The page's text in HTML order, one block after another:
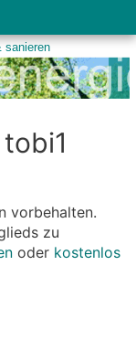
vorbehalten.
zu
oder kostenlos